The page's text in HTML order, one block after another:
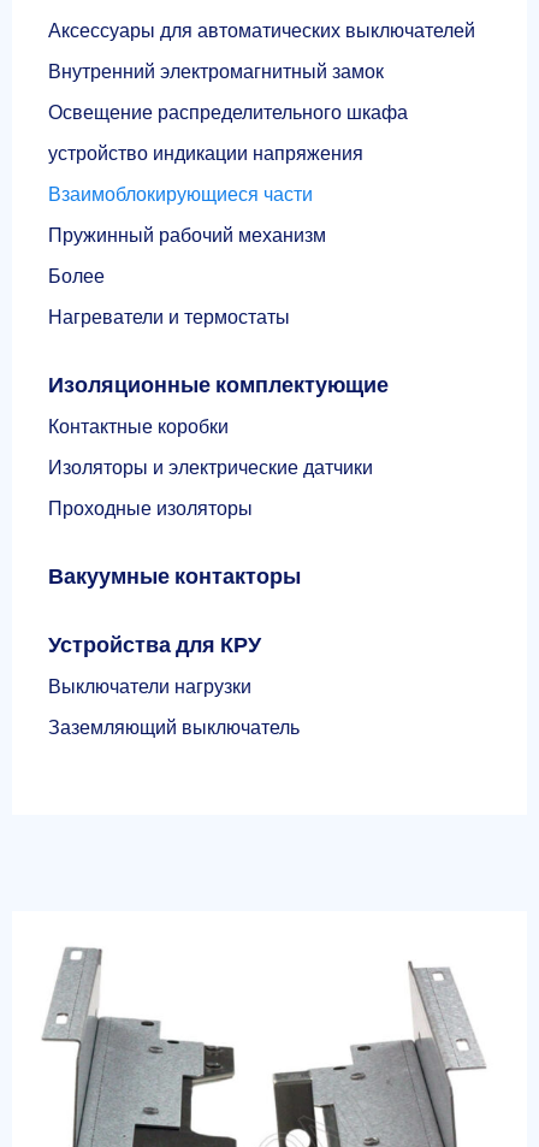
Аксессуары для автоматических выключателей
Внутренний электромагнитный замок
Освещение распределительного шкафа
устройство индикации напряжения
Взаимоблокирующиеся части
Пружинный рабочий механизм
Более
Нагреватели и термостаты
Изоляционные комплектующие
Контактные коробки
Изоляторы и электрические датчики
Проходные изоляторы
Вакуумные контакторы
Устройства для КРУ
Выключатели нагрузки
Заземляющий выключатель